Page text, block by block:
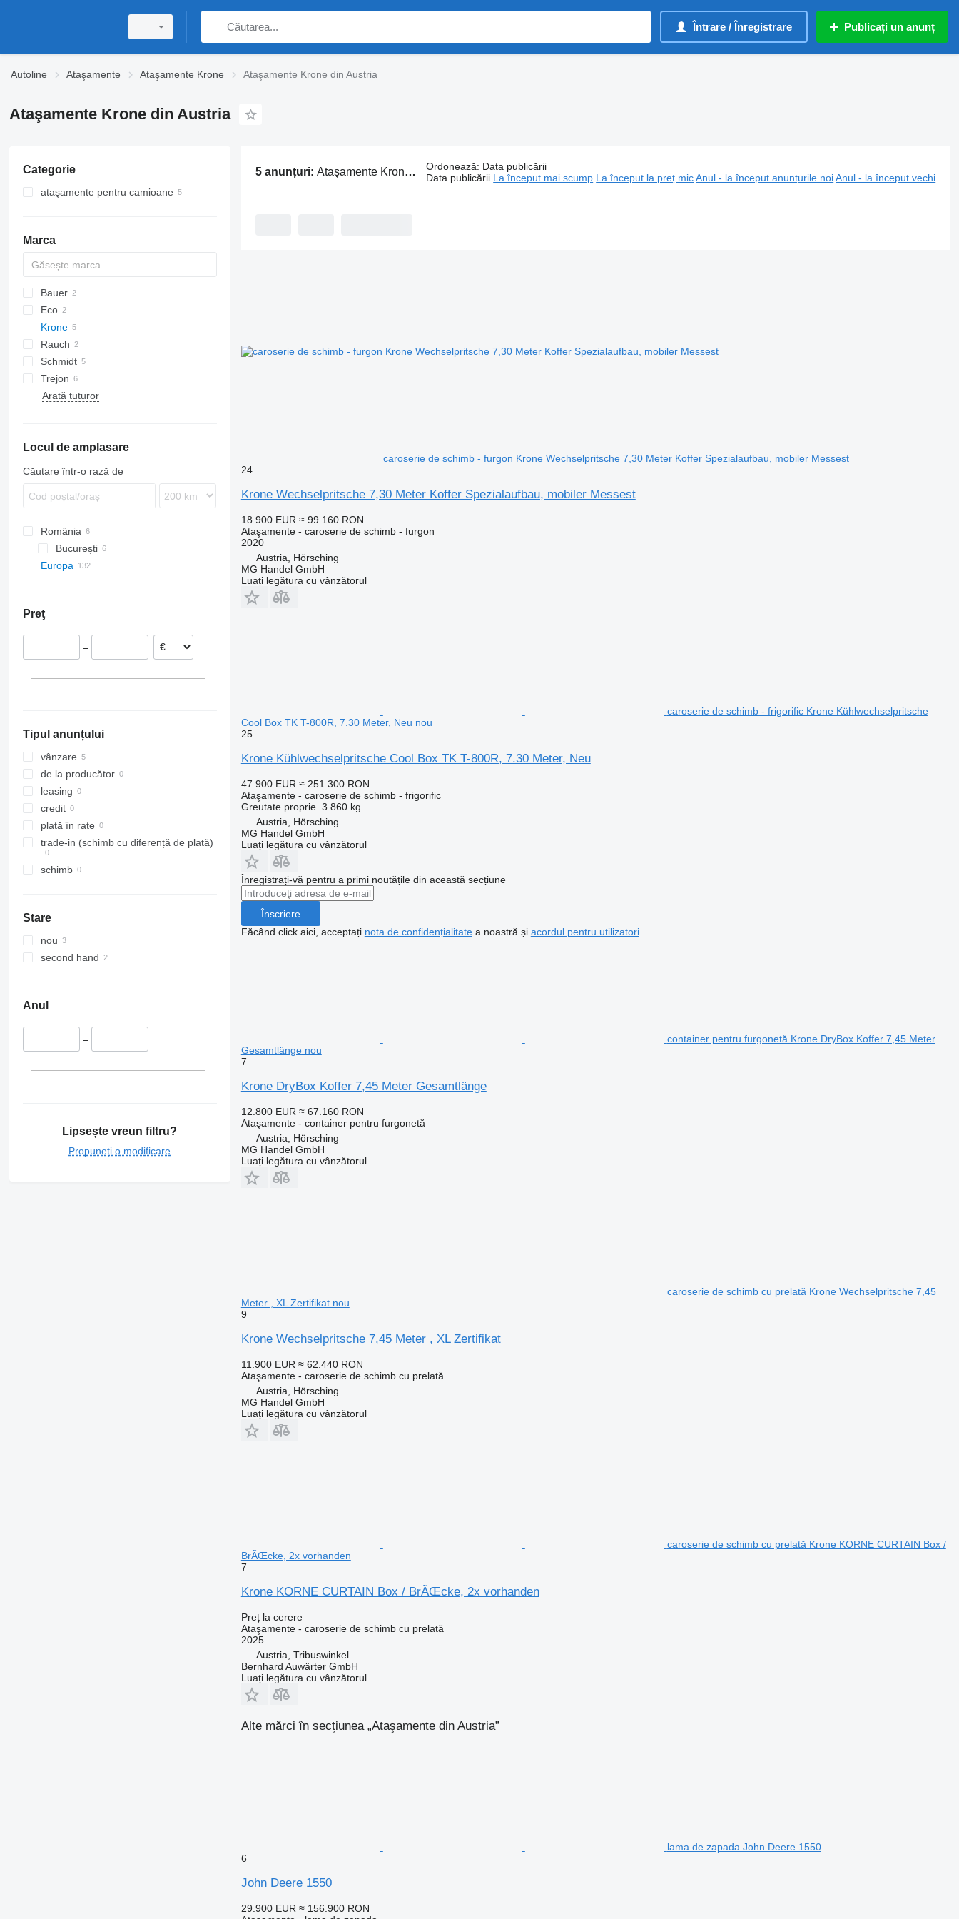
Întrare / Înregistrare Publicați un anunț
Autoline Ataşamente Ataşamente Krone Ataşamente Krone din Austria
Ataşamente Krone din Austria
Categorie
ataşamente pentru camioane
caroseriei de schimb - furgoane
caroseriei de schimb - frigorifice
Marca
Bauer
Eco
X-HiDuo
1550
Krone
Rauch
Axeo
Schmidt
Stratos
Swingo
Trejon
Arată tuturor
Locul de amplasare
Căutare într-o rază de
România
București
București
Europa
Ungaria
Austria
Preţ
–
Tipul anunțului
vânzare
de la producător
leasing
credit
plată în rate
trade-in (schimb cu diferență de plată)
schimb
Stare
nou
second hand
Anul
–
Lipsește vreun filtru?
Propuneți o modificare
5 anunțuri: Ataşamente Krone din Austria Ordonează: Data publicării
Data publicării La început mai scump La început la preț mic Anul - la început anunțurile noi Anul - la început vechi
caroserie de schimb - furgon Krone Wechselpritsche 7,30 Meter Koffer Spezialaufbau, mobiler Messest
24
Krone Wechselpritsche 7,30 Meter Koffer Spezialaufbau, mobiler Messest
18.900 EUR ≈ 99.160 RON
Ataşamente - caroserie de schimb - furgon
2020
Austria, Hörsching
MG Handel GmbH
Luați legătura cu vânzătorul
caroserie de schimb - frigorific Krone Kühlwechselpritsche
Cool Box TK T-800R, 7.30 Meter, Neu nou
25
Krone Kühlwechselpritsche Cool Box TK T-800R, 7.30 Meter, Neu
47.900 EUR ≈ 251.300 RON
Ataşamente - caroserie de schimb - frigorific
Greutate proprie 3.860 kg
Austria, Hörsching
MG Handel GmbH
Luați legătura cu vânzătorul
Înregistrați-vă pentru a primi noutățile din această secțiune
Înscriere
Făcând click aici, acceptați nota de confidențialitatea noastră și acordul pentru utilizatori.
container pentru furgonetă Krone DryBox Koffer 7,45 Meter
Gesamtlänge nou
7
Krone DryBox Koffer 7,45 Meter Gesamtlänge
12.800 EUR ≈ 67.160 RON
Ataşamente - container pentru furgonetă
Austria, Hörsching
MG Handel GmbH
Luați legătura cu vânzătorul
caroserie de schimb cu prelată Krone Wechselpritsche 7,45
Meter , XL Zertifikat nou
9
Krone Wechselpritsche 7,45 Meter , XL Zertifikat
11.900 EUR ≈ 62.440 RON
Ataşamente - caroserie de schimb cu prelată
Austria, Hörsching
MG Handel GmbH
Luați legătura cu vânzătorul
caroserie de schimb cu prelată Krone KORNE CURTAIN Box /
BrÃŒcke, 2x vorhanden
7
Krone KORNE CURTAIN Box / BrÃŒcke, 2x vorhanden
Preț la cerere
Ataşamente - caroserie de schimb cu prelată
2025
Austria, Tribuswinkel
Bernhard Auwärter GmbH
Luați legătura cu vânzătorul
Alte mărci în secțiunea „Ataşamente din Austria”
lama de zapada John Deere 1550
6
John Deere 1550
29.900 EUR ≈ 156.900 RON